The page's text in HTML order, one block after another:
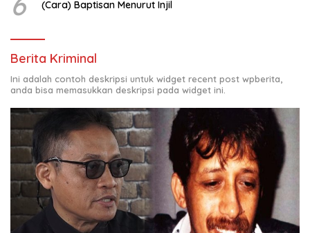
(Cara) Baptisan Menurut Injil
Berita Kriminal
Ini adalah contoh deskripsi untuk widget recent post wpberita,
anda bisa memasukkan deskripsi pada widget ini.